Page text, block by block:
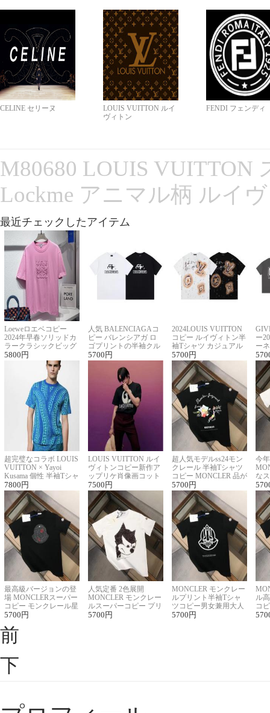
CELINE セリーヌ
LOUIS VUITTON ルイ
ヴィトン
FENDI フェンディ
M80680 LOUIS VUITTON
Lockme アニマル柄 ルイ
最近チェックしたアイテム
Loeweロエベコピー
2024年早春ソリッドカ
ラークラシックビッグ
ロゴ刺繍Tシャツ
5800 円
人気 BALENCIAGAコ
ピー バレンシアガ ロ
ゴプリントの半袖クル
ーネックTシャツ
5700 円
2024LOUIS VUITTON
コピー ルイヴィトン半
袖Tシャツ カジュアル
に馴染む 2色展開
5700 円
ー
ー
ー
超完璧なコラボ LOUIS
VUITTON × Yayoi
Kusama 個性 半袖Tシャ
ツコピー男女兼用
7800 円
LOUIS VUITTON ルイ
ヴィトンコピー新作ア
ップリケ肖像画コット
ンニット半袖Tシャツ
7500 円
超人気モデルss24モン
クレール 半袖Tシャツ
コピー MONCLER 品が
良く見た目
5700 円
今
な
ル
最高級バージョンの登
場 MONCLERスーパー
コピー モンクレール星
座半袖Tシャツ
5700 円
人気定番 2色展開
MONCLER モンクレー
ルスーパーコピー プリ
ント半袖Tシャツ
5700 円
MONCLER モンクレー
ルプリント半袖Tシャ
ツコピー男女兼用大人
可愛い春夏コーデ
5700 円
ル
コ
ィ
前
下